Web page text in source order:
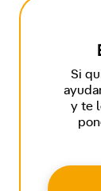
Si
y te